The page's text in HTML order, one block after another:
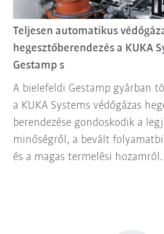
Teljesen automatikus
hegesztőberendezés a KUKA
Gestamp s
A bielefeldi Gestamp gyárban
a KUKA Systems védőgázas
berendezése gondoskodik a
minőségről, a bevált
és a magas termelési hozamról.